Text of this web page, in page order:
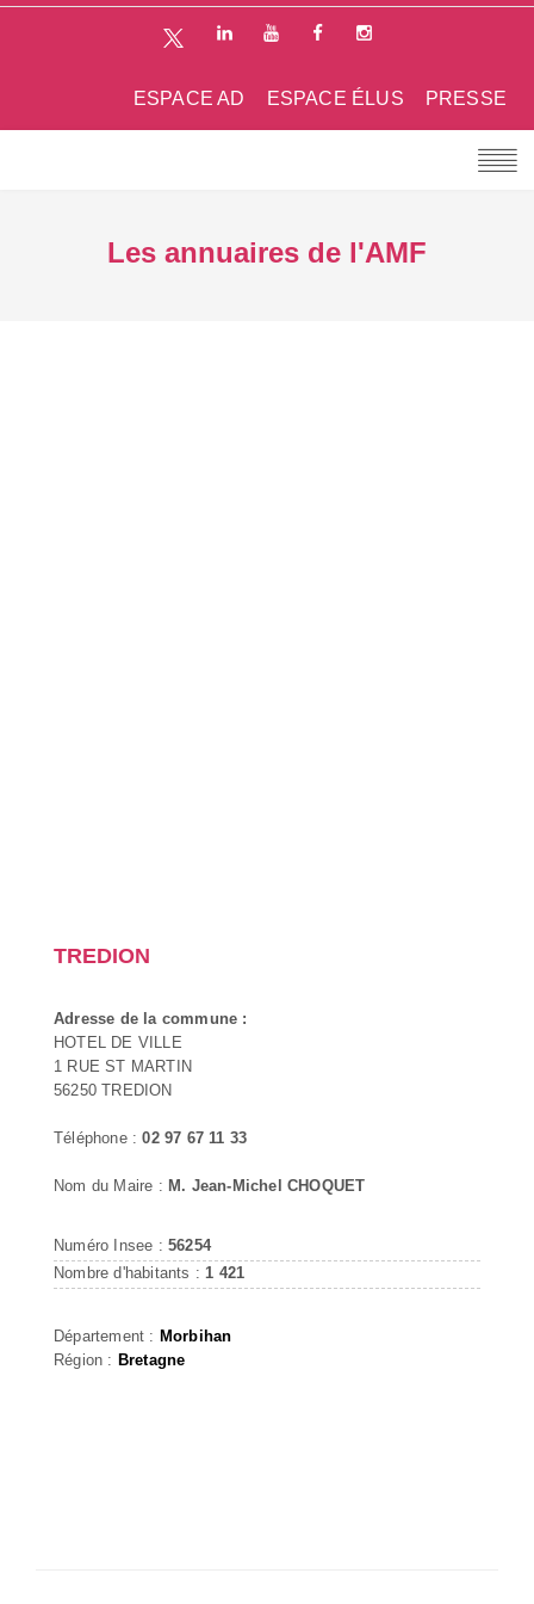
PRESSE
ESPACE ÉLUS
ESPACE AD
Les annuaires de l'AMF
TREDION
Adresse de la commune :
HOTEL DE VILLE
1 RUE ST MARTIN
56250 TREDION
Téléphone :02 97 67 11 33
Nom du Maire : M. Jean-Michel CHOQUET
Numéro Insee : 56254
Nombre d'habitants : 1 421
Département : Morbihan
Région : Bretagne